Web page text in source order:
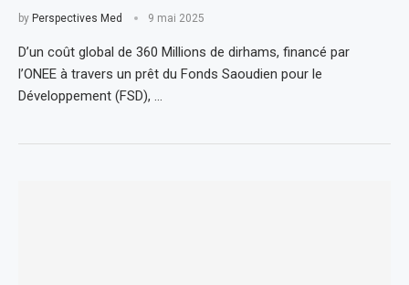
by Perspectives Med 9 mai 2025
D’un coût global de 360 Millions de dirhams, financé par
l’ONEE à travers un prêt du Fonds Saoudien pour le
Développement (FSD), …